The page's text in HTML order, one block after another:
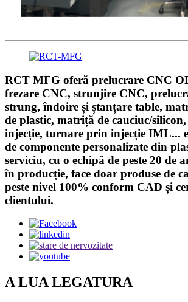
RCT MFG oferă prelucrare CNC
frezare CNC, strunjire CNC,
strung, îndoire și ștanțare table,
de plastic, matriță de cauciuc/
injecție, turnare prin injecție IML...
de componente personalizate din
serviciu, cu o echipă de peste 20 de
în producție, face doar produse de
peste nivel 100% conform CAD și
clientului.
A LUA LEGATURA